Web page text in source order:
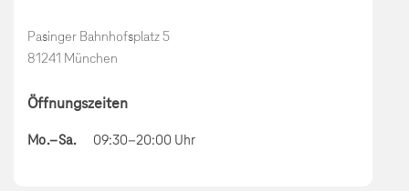
Pasinger Bahnhofsplatz 5
81241 München
Öffnungszeiten
Mo.–Sa. 09:30–20:00 Uhr